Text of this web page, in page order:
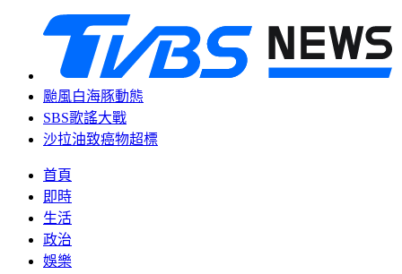
颱風白海豚動態
SBS歌謠大戰
沙拉油致癌物超標
首頁
即時
生活
政治
娛樂